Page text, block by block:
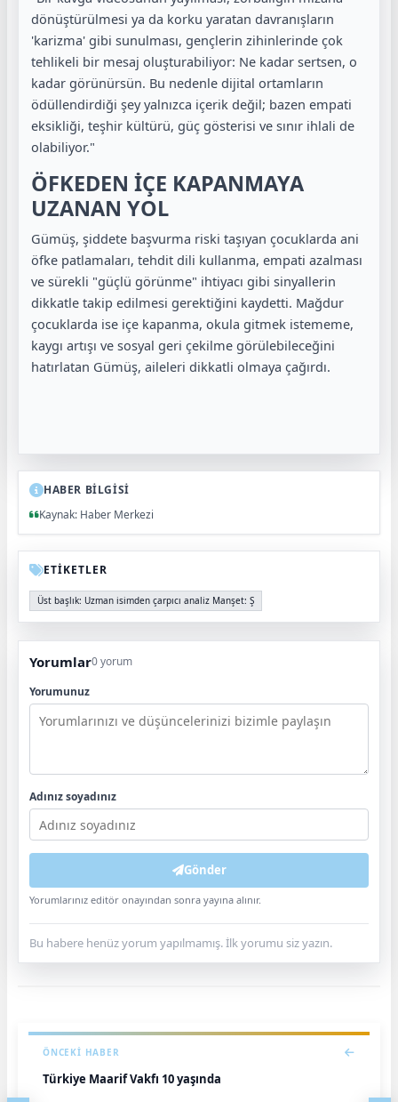
dönüştürülmesi ya da korku yaratan davranışların
'karizma' gibi sunulması, gençlerin zihinlerinde çok
tehlikeli bir mesaj oluşturabiliyor: Ne kadar sertsen, o
kadar görünürsün. Bu nedenle dijital ortamların
ödüllendirdiği şey yalnızca içerik değil; bazen empati
eksikliği, teşhir kültürü, güç gösterisi ve sınır ihlali de
olabiliyor."
ÖFKEDEN İÇE KAPANMAYA
UZANAN YOL
Gümüş, şiddete başvurma riski taşıyan çocuklarda ani
öfke patlamaları, tehdit dili kullanma, empati azalması
ve sürekli "güçlü görünme" ihtiyacı gibi sinyallerin
dikkatle takip edilmesi gerektiğini kaydetti. Mağdur
çocuklarda ise içe kapanma, okula gitmek istememe,
kaygı artışı ve sosyal geri çekilme görülebileceğini
hatırlatan Gümüş, aileleri dikkatli olmaya çağırdı.
HABER BİLGİSİ
Kaynak: Haber Merkezi
ETİKETLER
Üst başlık: Uzman isimden çarpıcı analiz Manşet: Ş
Yorumlar0 yorum
Yorumunuz
Adınız soyadınız
Gönder
Yorumlarınız editör onayından sonra yayına alınır.
Bu habere henüz yorum yapılmamış. İlk yorumu siz yazın.
ÖNCEKI HABER
Türkiye Maarif Vakfı 10 yaşında